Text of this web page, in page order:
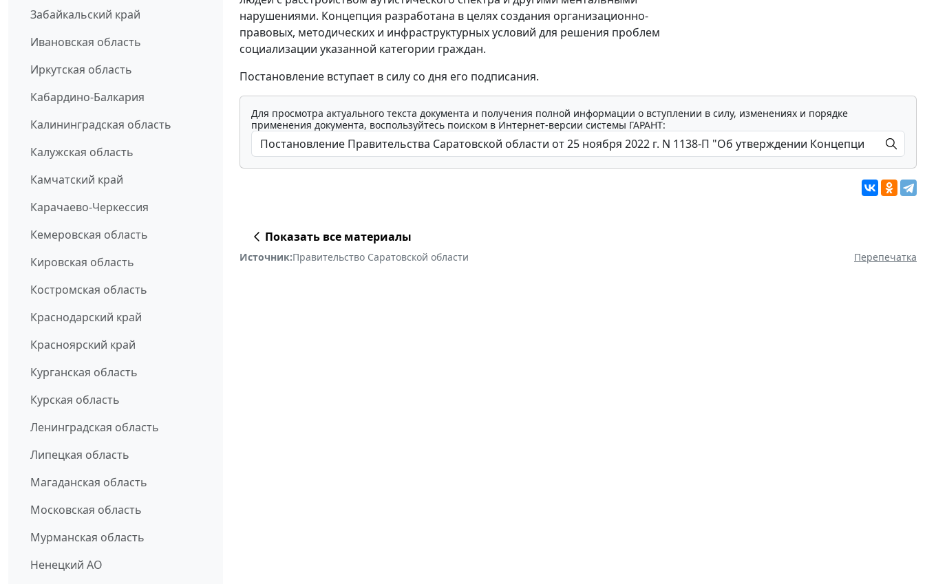
Забайкальский край
Ивановская область
Иркутская область
Кабардино-Балкария
Калининградская область
Калужская область
Камчатский край
Карачаево-Черкессия
Кемеровская область
Кировская область
Костромская область
Краснодарский край
Красноярский край
Курганская область
Курская область
Ленинградская область
Липецкая область
Магаданская область
Московская область
Мурманская область
Ненецкий АО
нарушениями. Концепция разработана в целях создания организационно-
правовых, методических и инфраструктурных условий для решения проблем
социализации указанной категории граждан.
Постановление вступает в силу со дня его подписания.
Для просмотра актуального текста документа и получения полной информации о вступлении в силу, изменениях и порядке
применения документа, воспользуйтесь поиском в Интернет-версии системы ГАРАНТ:
Показать все материалы
Источник:Правительство Саратовской области Перепечатка